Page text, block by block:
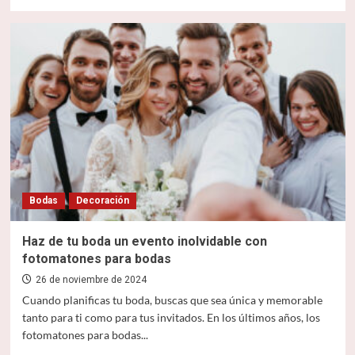
Ideas
originales
para
personalizar
una
boda
y
hacerla
realmente
única
Bodas Decoración
Haz de tu boda un evento inolvidable con
fotomatones para bodas
26 de noviembre de 2024
Cuando planificas tu boda, buscas que sea única y memorable
tanto para ti como para tus invitados. En los últimos años, los
fotomatones para bodas...